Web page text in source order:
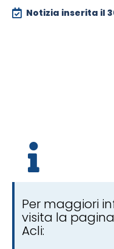
Notizia inserita il
Per maggiori
visita la
Acli: